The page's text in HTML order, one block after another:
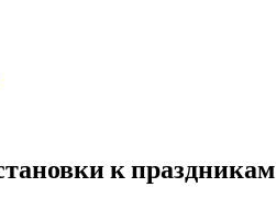
к праздникам